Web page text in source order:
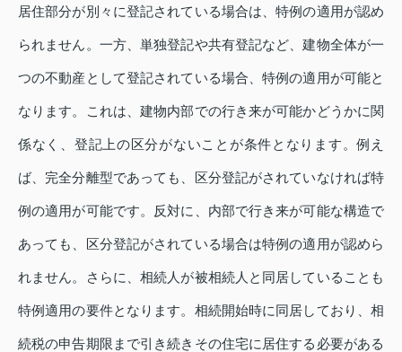
居住部分が別々に登記されている場合は、特例の適用が認め
られません。一方、単独登記や共有登記など、建物全体が一
つの不動産として登記されている場合、特例の適用が可能と
なります。これは、建物内部での行き来が可能かどうかに関
係なく、登記上の区分がないことが条件となります。例え
ば、完全分離型であっても、区分登記がされていなければ特
例の適用が可能です。反対に、内部で行き来が可能な構造で
あっても、区分登記がされている場合は特例の適用が認めら
れません。さらに、相続人が被相続人と同居していることも
特例適用の要件となります。相続開始時に同居しており、相
続税の申告期限まで引き続きその住宅に居住する必要がある